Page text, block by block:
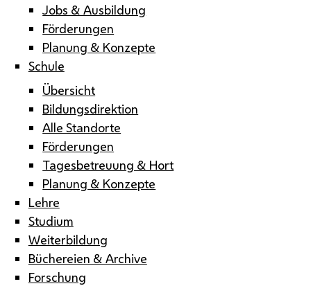
Jobs & Ausbildung
Förderungen
Planung & Konzepte
Schule
Übersicht
Bildungsdirektion
Alle Standorte
Förderungen
Tagesbetreuung & Hort
Planung & Konzepte
Lehre
Studium
Weiterbildung
Büchereien & Archive
Forschung